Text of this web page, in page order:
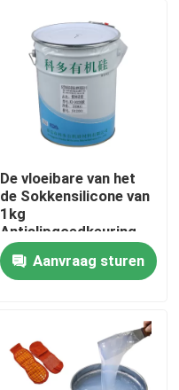
De vloeibare van het
de Sokkensilicone van
1kg
Antislipgoedkeuring
van OEKO-Tex ISO
Aanvraag sturen